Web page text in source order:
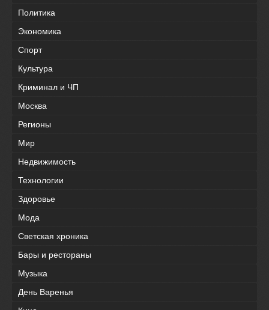
Политика
Экономика
Спорт
Культура
Криминал и ЧП
Москва
Регионы
Мир
Недвижимость
Технологии
Здоровье
Мода
Светская хроника
Бары и рестораны
Музыка
День Варенья